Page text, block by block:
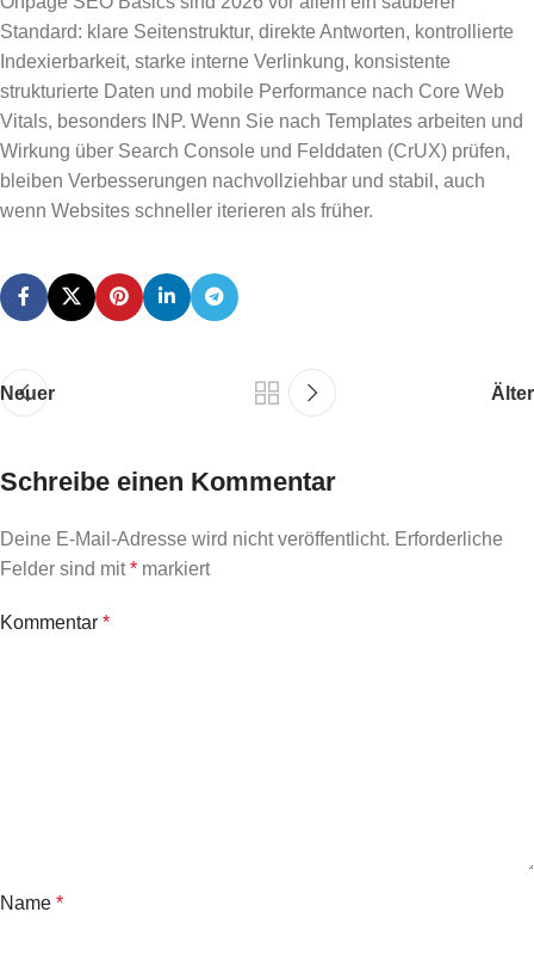
Standard: klare Seitenstruktur, direkte Antworten, kontrollierte
Indexierbarkeit, starke interne Verlinkung, konsistente
strukturierte Daten und mobile Performance nach Core Web
Vitals, besonders INP. Wenn Sie nach Templates arbeiten und
Wirkung über Search Console und Felddaten (CrUX) prüfen,
bleiben Verbesserungen nachvollziehbar und stabil, auch
wenn Websites schneller iterieren als früher.
Neuer Älter
Schreibe einen Kommentar
Deine E-Mail-Adresse wird nicht veröffentlicht. Erforderliche
Felder sind mit* markiert
Kommentar *
Name *